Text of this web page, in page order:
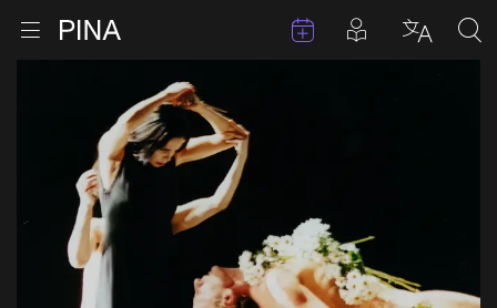
Menu öffnen TermineBeiträge in